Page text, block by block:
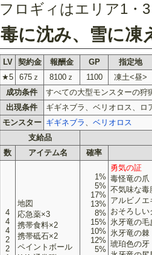
フロギィはエリア1・
毒に沈み、雪に凍
LV 契約金 報酬金 GP
指定地
★5
675ｚ 8100ｚ 1100
凍土<昼>
成功条件
すべての大型モンスターの狩
出現条件
ギギネブラ、ベリオロス、ロ
モンスター ギギネブラ
ベリオロス
支給品
数
アイテム名 確率
4
4
4
2
2
地図
応急薬×3
携帯食料×2
携帯砥石×2
ペイントボール
1%
5%
17%
13%
8%
15%
10%
12%
5%
勇気の証
毒怪竜の爪
不気味な毒
アルビノエ
おそろしい
氷牙竜の毛
氷牙竜の棘
琥珀色の牙